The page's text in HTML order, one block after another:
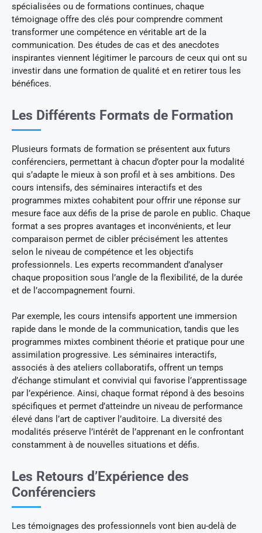
spécialisées ou de formations continues, chaque
témoignage offre des clés pour comprendre comment
transformer une compétence en véritable art de la
communication. Des études de cas et des anecdotes
inspirantes viennent légitimer le parcours de ceux qui ont su
investir dans une formation de qualité et en retirer tous les
bénéfices.
Les Différents Formats de Formation
Plusieurs formats de formation se présentent aux futurs
conférenciers, permettant à chacun d’opter pour la modalité
qui s’adapte le mieux à son profil et à ses ambitions. Des
cours intensifs, des séminaires interactifs et des
programmes mixtes cohabitent pour offrir une réponse sur
mesure face aux défis de la prise de parole en public. Chaque
format a ses propres avantages et inconvénients, et leur
comparaison permet de cibler précisément les attentes
selon le niveau de compétence et les objectifs
professionnels. Les experts recommandent d’analyser
chaque proposition sous l’angle de la flexibilité, de la durée
et de l’accompagnement fourni.
Par exemple, les cours intensifs apportent une immersion
rapide dans le monde de la communication, tandis que les
programmes mixtes combinent théorie et pratique pour une
assimilation progressive. Les séminaires interactifs,
associés à des ateliers collaboratifs, offrent un temps
d’échange stimulant et convivial qui favorise l’apprentissage
par l’expérience. Ainsi, chaque format répond à des besoins
spécifiques et permet d’atteindre un niveau de performance
élevé dans l’art de captiver l’auditoire. La diversité des
modalités préserve l’intérêt de l’apprenant en le confrontant
constamment à de nouvelles situations et défis.
Les Retours d’Expérience des
Conférenciers
Les témoignages des professionnels vont bien au-delà de